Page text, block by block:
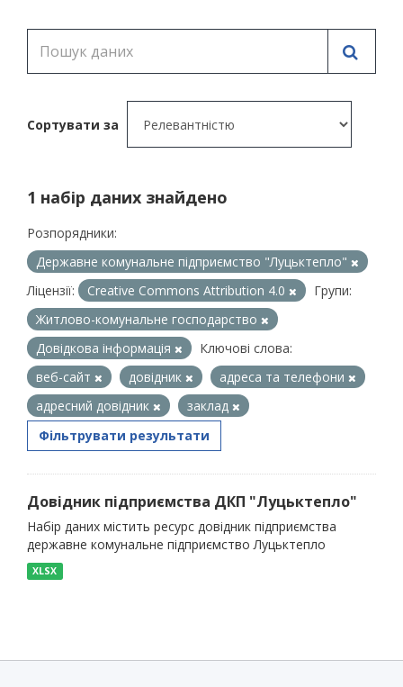
Сортувати за
1 набір даних знайдено
Розпорядники:
Державне комунальне підприємство "Луцьктепло"
Ліцензії:
Creative Commons Attribution 4.0
Групи:
Житлово-комунальне господарство
Довідкова інформація
Ключові слова:
веб-сайт
довідник
адреса та телефони
адресний довідник
заклад
Фільтрувати результати
Довідник підприємства ДКП "Луцьктепло"
Набір даних містить ресурс довідник підприємства
державне комунальне підприємство Луцьктепло
XLSX